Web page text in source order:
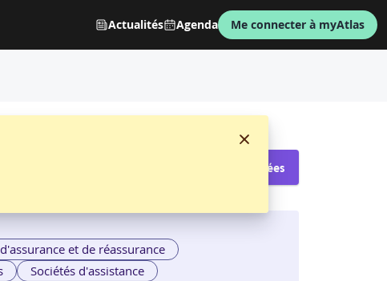
Actualités Agenda Me connecter à myAtlas
Voir les sessions proposées
et de réassurance
Sociétés d'assistance